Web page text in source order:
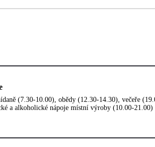
(7.30-10.00), obědy (12.30-14.30), večeře
a alkoholické nápoje místní výroby (10.00-21.00)